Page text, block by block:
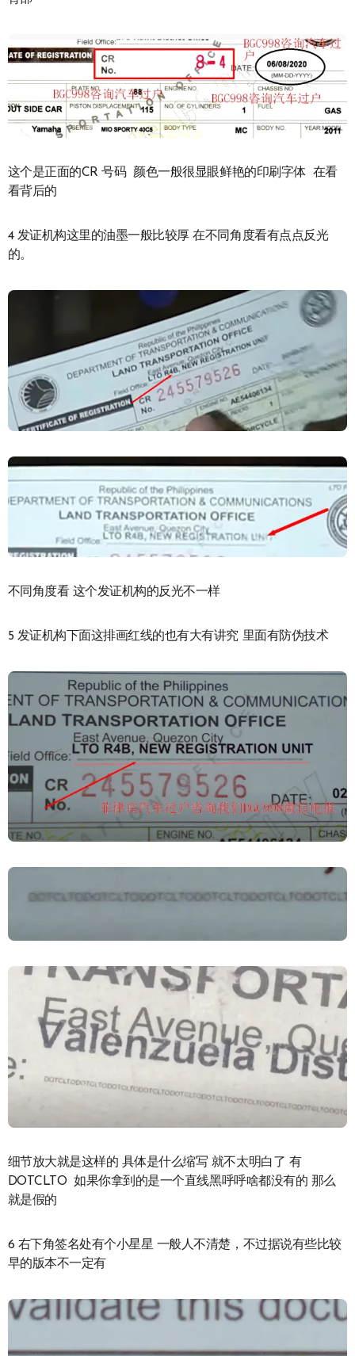
这个是正面的CR 号码 颜色一般很显眼鲜艳的印刷字体 在看
看背后的
4 发证机构这里的油墨一般比较厚 在不同角度看有点点反光
的。
不同角度看 这个发证机构的反光不一样
5 发证机构下面这排画红线的也有大有讲究 里面有防伪技术
细节放大就是这样的 具体是什么缩写 就不太明白了 有
DOTCLTO 如果你拿到的是一个直线黑呼呼啥都没有的 那么
就是假的
6 右下角签名处有个小星星 一般人不清楚，不过据说有些比较
早的版本不一定有